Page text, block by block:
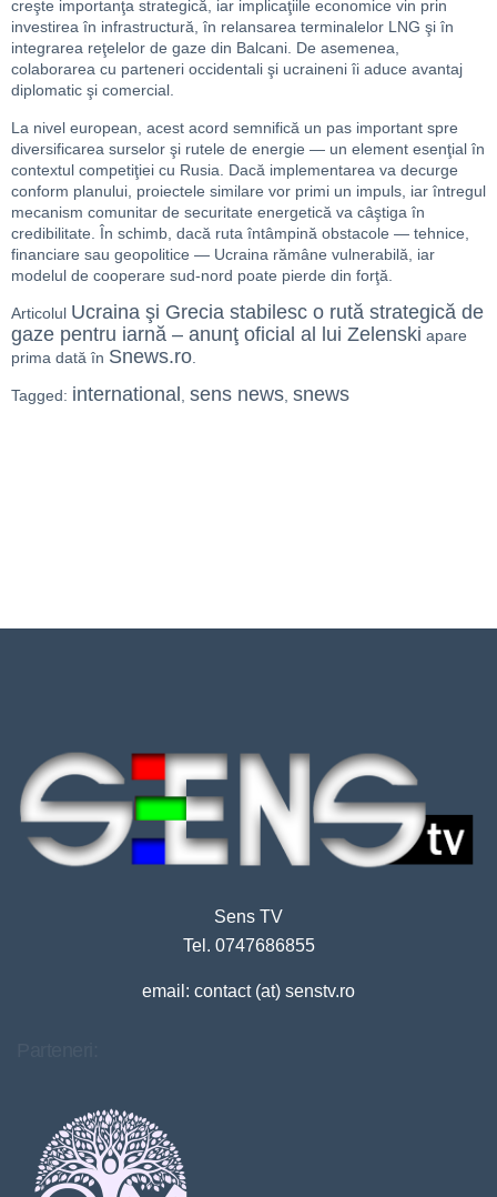
creşte importanţa strategică, iar implicaţiile economice vin prin
investirea în infrastructură, în relansarea terminalelor LNG şi în
integrarea reţelelor de gaze din Balcani. De asemenea,
colaborarea cu parteneri occidentali şi ucraineni îi aduce avantaj
diplomatic şi comercial.
La nivel european, acest acord semnifică un pas important spre
diversificarea surselor şi rutele de energie — un element esenţial în
contextul competiţiei cu Rusia. Dacă implementarea va decurge
conform planului, proiectele similare vor primi un impuls, iar întregul
mecanism comunitar de securitate energetică va câştiga în
credibilitate. În schimb, dacă ruta întâmpină obstacole — tehnice,
financiare sau geopolitice — Ucraina rămâne vulnerabilă, iar
modelul de cooperare sud-nord poate pierde din forţă.
Articolul Ucraina şi Grecia stabilesc o rută strategică de
gaze pentru iarnă – anunţ oficial al lui Zelenski apare
prima dată în Snews.ro
Tagged: international , sens news, snews
Sens TV
Tel. 0747686855
email: contact (at) senstv.ro